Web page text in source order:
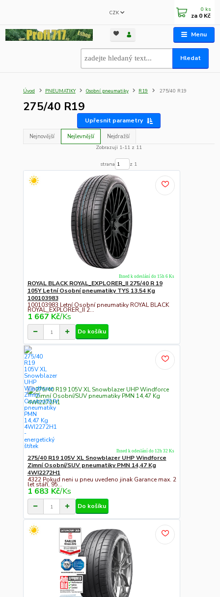
Menu
CZK
Hledat
0 ks
za 0 Kč
Úvod PNEUMATIKY Osobní pneumatiky R19 275/40 R19
275/40 R19
Upřesnit parametry
Nejnovější Nejlevnější
Nejdražší
Zobrazuji 1-11 z 11
strana z 1
ROYAL BLACK ROYAL_EXPLORER_II 275/40 R 19
105Y Letní Osobní pneumatiky TYS 13.54 Kg
100103983
100103983 Letní Osobní pneumatiky ROYAL BLACK
ROYAL_EXPLORER_II 2...
1 667 Kč/Ks
Ihned k odeslání do 15h 6 Ks
Do košíku
275/40 R19 105V XL Snowblazer UHP Windforce
Zimní Osobní/SUV pneumatiky PMN 14,47 Kg
4WI2272H1
4322 Pokud neni u pneu uvedeno jinak Garance max. 2
let stáří, 95...
1 683 Kč/Ks
Ihned k odeslání do 12h 32 Ks
Do košíku